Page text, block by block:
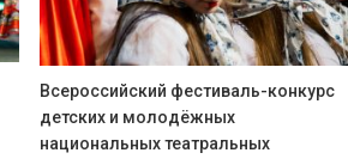
Всероссийский фестиваль-конкурс
детских и молодёжных
национальных театральных